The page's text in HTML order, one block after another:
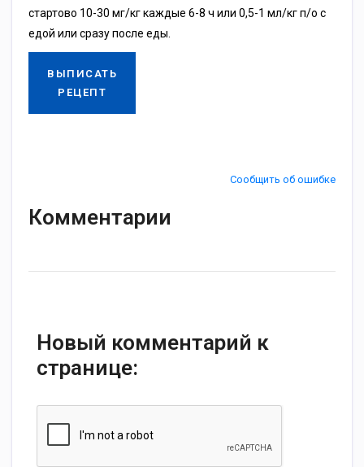
стартово 10-30 мг/кг каждые 6-8 ч или 0,5-1 мл/кг п/о с
едой или сразу после еды.
ВЫПИСАТЬ
РЕЦЕПТ
Сообщить об ошибке
Комментарии
Новый комментарий к
странице: